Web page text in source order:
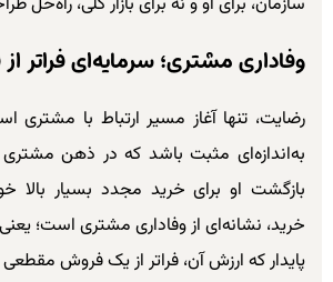
وفاداری مشتری؛ سرمایه‌ای فراتر
رضایت، تنها آغاز مسیر ارتباط با مشتری
به‌اندازه‌ای مثبت باشد که در ذهن مشتری
بازگشت او برای خرید مجدد بسیار بالا
خرید، نشانه‌ای از وفاداری مشتری است؛
پایدار که ارزش آن، فراتر از یک فروش